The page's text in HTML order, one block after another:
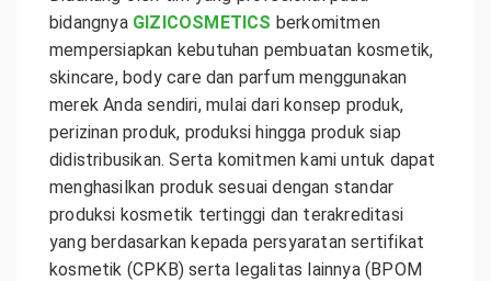
bidangnya GIZICOSMETICS berkomitmen
mempersiapkan kebutuhan pembuatan kosmetik,
skincare, body care dan parfum menggunakan
merek Anda sendiri, mulai dari konsep produk,
perizinan produk, produksi hingga produk siap
didistribusikan. Serta komitmen kami untuk dapat
menghasilkan produk sesuai dengan standar
produksi kosmetik tertinggi dan terakreditasi
yang berdasarkan kepada persyaratan sertifikat
kosmetik (CPKB) serta legalitas lainnya (BPOM